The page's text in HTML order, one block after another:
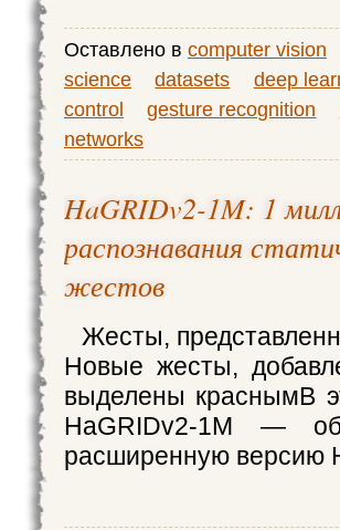
Оставлено в computer vision
science
datasets deep
control
gesture recognition
networks
HaGRIDv2-1M: 1
распознавания
жестов
Жесты,
Новые жесты,
выделены краснымВ
HaGRIDv2-1M —
расширенную версию